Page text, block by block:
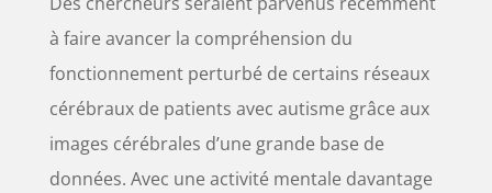
à faire avancer la compréhension du
fonctionnement perturbé de certains réseaux
cérébraux de patients avec autisme grâce aux
images cérébrales d’une grande base de
données. Avec une activité mentale davantage